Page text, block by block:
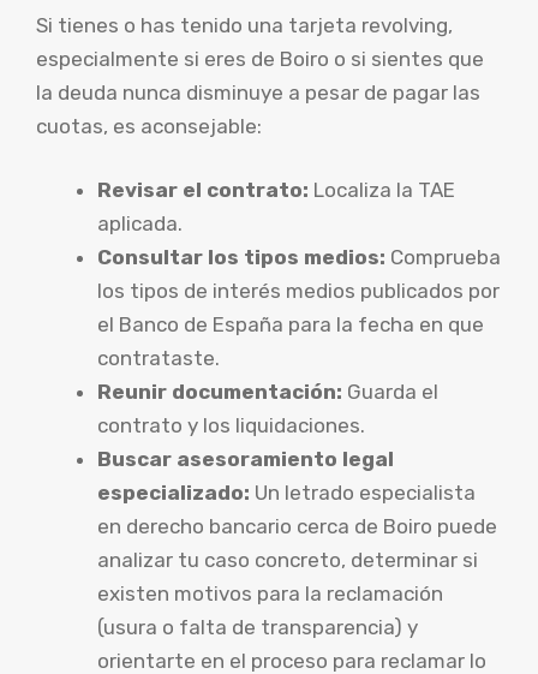
Si tienes o has tenido una tarjeta revolving,
especialmente si eres de Boiro o si sientes que
la deuda nunca disminuye a pesar de pagar las
cuotas, es aconsejable:
Revisar el contrato: Localiza la TAE
aplicada.
Consultar los tipos medios: Comprueba
los tipos de interés medios publicados por
el Banco de España para la fecha en que
contrataste.
Reunir documentación: Guarda el
contrato y los liquidaciones.
Buscar asesoramiento legal
especializado: Un letrado especialista
en derecho bancario cerca de Boiro puede
analizar tu caso concreto, determinar si
existen motivos para la reclamación
(usura o falta de transparencia) y
orientarte en el proceso para reclamar lo